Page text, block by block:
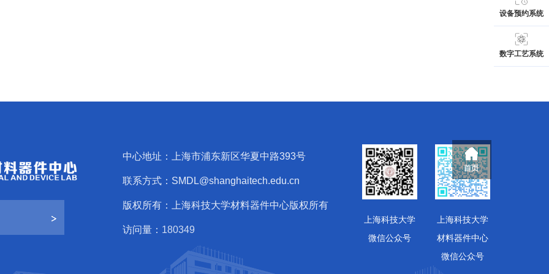
设备预约系统
数字工艺系统
中心地址：上海市浦东新区华夏中路393号
联系方式：SMDL@shanghaitech.edu.cn
版权所有：上海科技大学材料器件中心版权所有
访问量： 180349
上海科技大学
微信公众号
上海科技大学
材料器件中心
微信公众号